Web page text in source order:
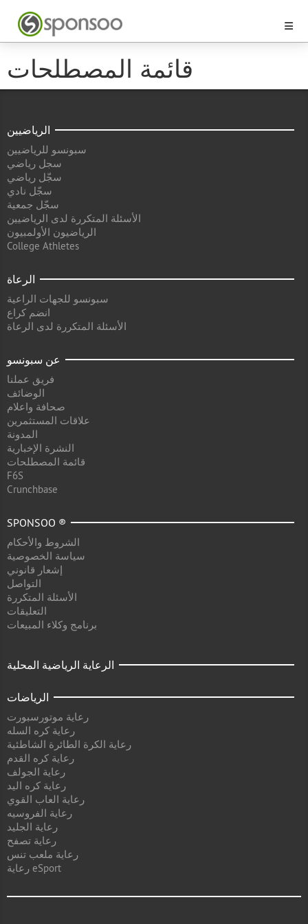
قائمة المصطلحات
الرياضيين
سبونسو للرياضيين
سجل رياضي
سجّل رياضي
سجّل نادي
سجّل جمعية
الأسئلة المتكررة لدى الرياضيين
الرياضيون الأولمبيون
College Athletes
الرعاة
سبونسو للجهات الراعية
انضم كراع
الأسئلة المتكررة لدى الرعاة
عن سبونسو
فريق عملنا
الوضائف
صحافة واعلام
علاقات المستثمرين
المدونة
النشرة الإخبارية
قائمة المصطلحات
F6S
Crunchbase
SPONSOO ®
الشروط والأحكام
سياسة الخصوصية
إشعار قانوني
التواصل
الأسئلة المتكررة
التعليقات
برنامج وكلاء المبيعات
الرعاية الرياضية المحلية
الرياضات
رعاية موتورسبورت
رعاية كره السله
رعاية الكرة الطائرة الشاطئية
رعاية كره القدم
رعاية الجولف
رعاية كره اليد
رعاية العاب القوي
رعاية الفروسيه
رعاية الجليد
رعاية تصفح
رعاية ملعب تنس
رعاية eSport